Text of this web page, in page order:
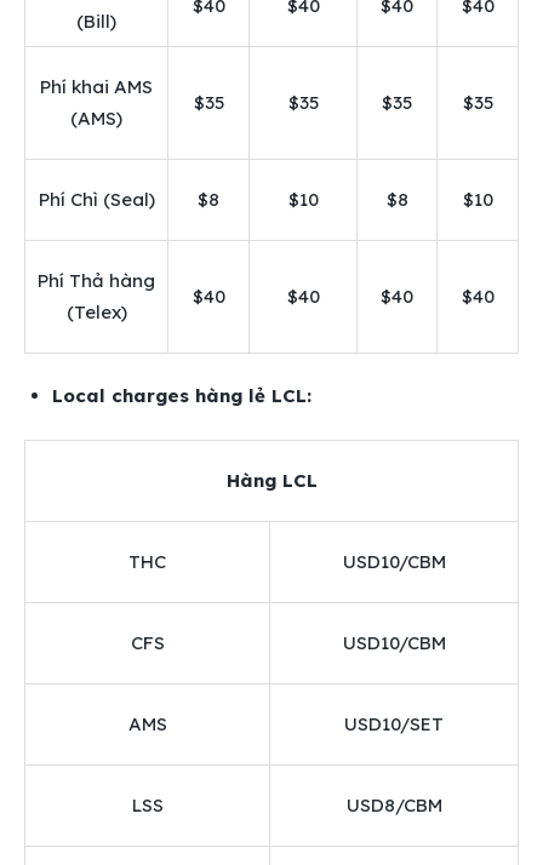
(Bill)
$40 $40 $40 $40
Phí khai AMS
(AMS)
$35 $35 $35 $35
Phí Chì (Seal) $8 $10 $8 $10
Phí Thả hàng
(Telex)
$40 $40 $40 $40
Local charges hàng lẻ LCL:
Hàng LCL
THC USD10/CBM
CFS USD10/CBM
AMS USD10/SET
LSS USD8/CBM